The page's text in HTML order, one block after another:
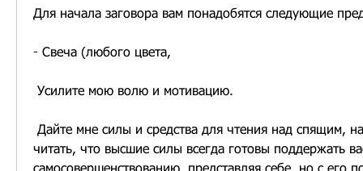
Для начала заговора вам понадобятся следующие
- Свеча (любого цвета,
Усилите мою волю и мотивацию.
читать, что высшие силы всегда готовы поддержать